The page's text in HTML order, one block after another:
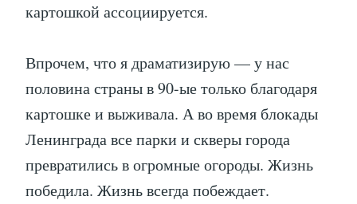
картошкой ассоциируется.
Впрочем, что я драматизирую — у нас
половина страны в 90-ые только благодаря
картошке и выживала. А во время блокады
Ленинграда все парки и скверы города
превратились в огромные огороды. Жизнь
победила. Жизнь всегда побеждает.